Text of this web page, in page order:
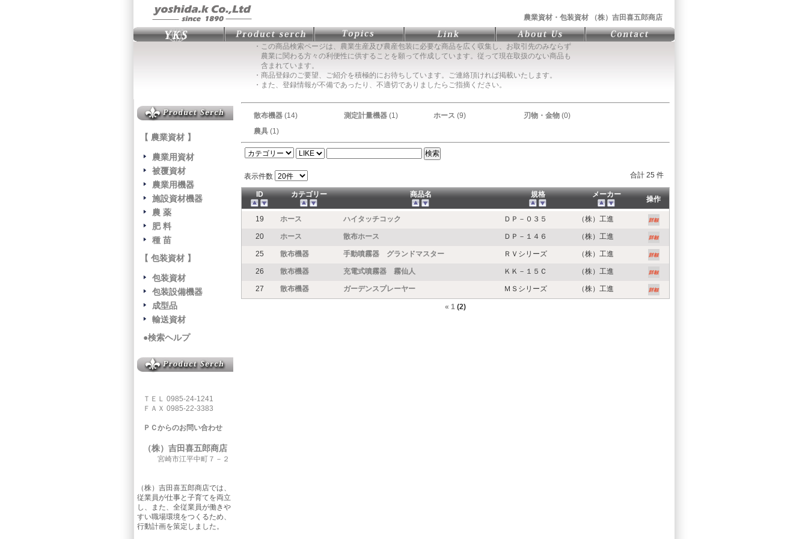
農業資材・包装資材 （株）吉田喜五郎商店
・この商品検索ページは、農業生産及び農産包装に必要な商品を広く収集し、お取引先のみならず
農業に関わる方々の利便性に供することを願って作成しています。従って現在取扱のない商品も
含まれています。
・商品登録のご要望、ご紹介を積極的にお待ちしています。ご連絡頂ければ掲載いたします。
・また、登録情報が不備であったり、不適切でありましたらご指摘ください。
【 農業資材 】
農業用資材
被覆資材
農業用機器
施設資材機器
農 薬
肥 料
種 苗
【 包装資材 】
包装資材
包装設備機器
成型品
輸送資材
●検索ヘルプ
ＴＥＬ 0985-24-1241
ＦＡＸ 0985-22-3383
ＰＣからのお問い合わせ
（株）吉田喜五郎商店
宮崎市江平中町７－２
（株）吉田喜五郎商店では、
従業員が仕事と子育てを両立
し、また、全従業員が働きや
すい職場環境をつくるため、
行動計画を策定しました。
散布機器 (14) 測定計量機器(1) ホース (9) 刃物・金物(0)
農具 (1)
表示件数 合計 25 件
ID カテゴリー 商品名 規格 メーカー
操作
19 ホース ハイタッチコック ＤＰ－０３５ （株）工進
20 ホース 散布ホース ＤＰ－１４６ （株）工進
25 散布機器 手動噴霧器 グランドマスター ＲＶシリーズ （株）工進
26 散布機器 充電式噴霧器 霧仙人 ＫＫ－１５Ｃ （株）工進
27 散布機器 ガーデンスプレーヤー ＭＳシリーズ （株）工進
« 1 (2)